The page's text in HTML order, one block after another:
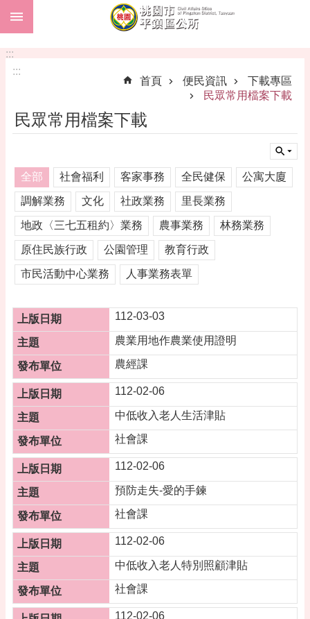
跳到主要內容區塊
階
搜
本
區
介
紹
訊
息
便
民
資
訊
機
關
通
訊
相
關
資
活
動
報
名
:::
:::
首頁
便民資訊
下載專區
民眾常用檔案下載
民眾常用檔案下載
全部 社會福利 客家事務 全民健保 公寓大廈
調解業務 文化 社政業務 里長業務
地政〈三七五租約〉業務 農事業務 林務業務
原住民族行政 公園管理 教育行政
市民活動中心業務 人事業務表單
112-03-03
農業用地作農業使用證明
農經課
112-02-06
中低收入老人生活津貼
社會課
112-02-06
預防走失-愛的手鍊
社會課
112-02-06
中低收入老人特別照顧津貼
社會課
112-02-06